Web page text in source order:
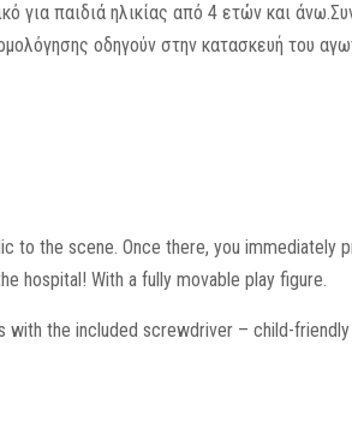
για παιδιά ηλικίας από 4 ετών και
οδηγούν στην κατασκευή του
to the scene. Once there, you
hospital! With a fully movable play figure.
the included screwdriver – child-